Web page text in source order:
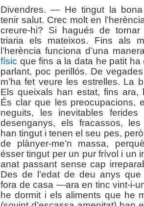
Divendres. — He tingut la
tenir salut. Crec molt en
creure-hi? Si hagués de
triaria els mateixos. Fins als
l’herència funciona d’una
físic que fins a la data he patit ha
parlant, poc perillós. De
m’ha fet veure les estrelles. La
Els queixals han estat, fins
És clar que les preocupacions,
neguits, les inevitables ferides
desenganys, els fracassos, les
han tingut i tenen el seu pes,
de plànyer-me’n massa,
ésser tingut per un pur frívol i un
anat passant sense cap
Des de l’edat de deu anys que
fora de casa —ara en tinc vint-i-
he dormit i els aliments que he